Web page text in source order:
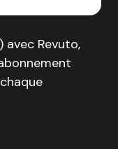
avec Revuto,